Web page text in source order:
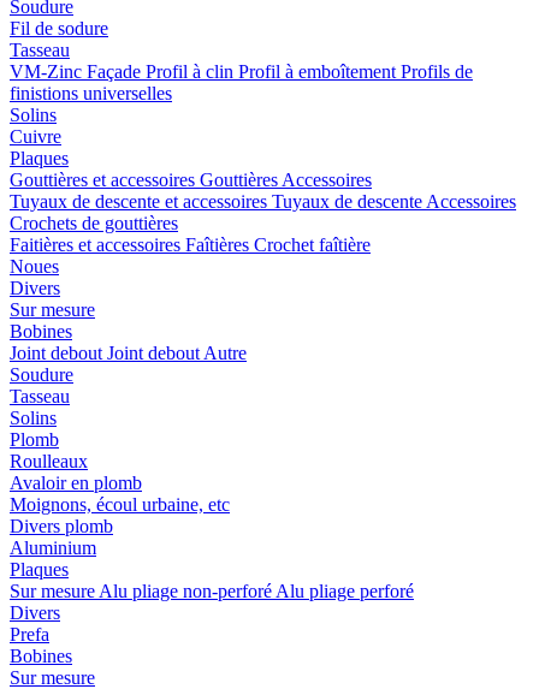
Soudure
Fil de sodure
Tasseau
VM-Zinc Façade Profil à clin Profil à emboîtement Profils de
finistions universelles
Solins
Cuivre
Plaques
Gouttières et accessoires Gouttières Accessoires
Tuyaux de descente et accessoires Tuyaux de descente Accessoires
Crochets de gouttières
Faitières et accessoires Faîtières Crochet faîtière
Noues
Divers
Sur mesure
Bobines
Joint debout Joint debout Autre
Soudure
Tasseau
Solins
Plomb
Roulleaux
Avaloir en plomb
Moignons, écoul urbaine, etc
Divers plomb
Aluminium
Plaques
Sur mesure Alu pliage non-perforé Alu pliage perforé
Divers
Prefa
Bobines
Sur mesure